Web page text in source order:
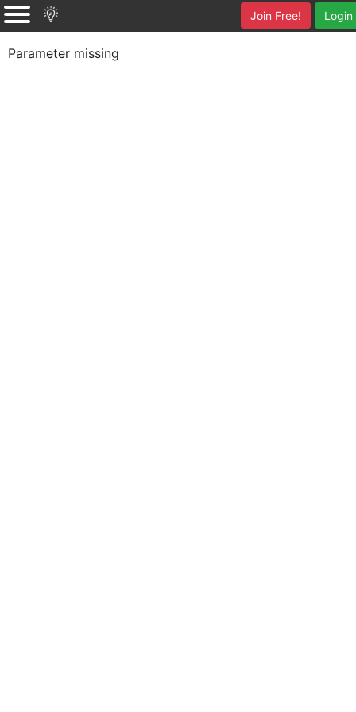
Login
Join Free!
Parameter missing